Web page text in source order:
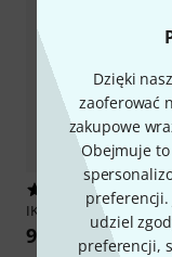
Dzięki
zaoferować
zakupowe
Obejmuje
preferencji.
udziel
preferencji,
IK Multimedia
977 zł